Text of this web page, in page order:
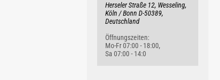
Herseler Straße 12, Wesseling,
Köln / Bonn D-50389,
Deutschland
Öffnungszeiten:
Mo-Fr 07:00 - 18:00,
Sa 07:00 - 14:0